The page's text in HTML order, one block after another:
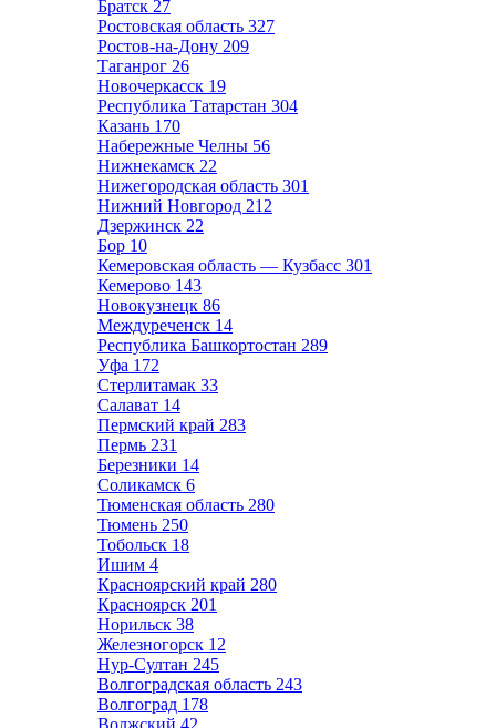
Братск 27
Ростовская область 327
Ростов-на-Дону 209
Таганрог 26
Новочеркасск 19
Республика Татарстан 304
Казань 170
Набережные Челны 56
Нижнекамск 22
Нижегородская область 301
Нижний Новгород 212
Дзержинск 22
Бор 10
Кемеровская область — Кузбасс 301
Кемерово 143
Новокузнецк 86
Междуреченск 14
Республика Башкортостан 289
Уфа 172
Стерлитамак 33
Салават 14
Пермский край 283
Пермь 231
Березники 14
Соликамск 6
Тюменская область 280
Тюмень 250
Тобольск 18
Ишим 4
Красноярский край 280
Красноярск 201
Норильск 38
Железногорск 12
Нур-Султан 245
Волгоградская область 243
Волгоград 178
Волжский 42